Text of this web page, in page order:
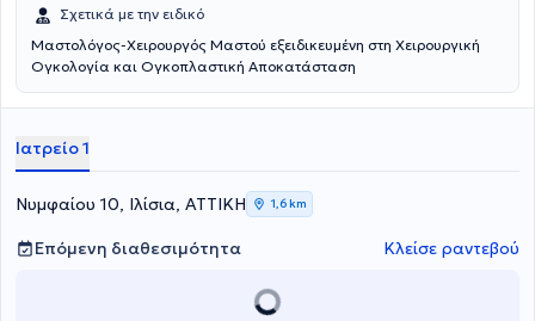
Σχετικά με την ειδικό
Μαστολόγος-Χειρουργός Μαστού εξειδικευμένη στη Χειρουργική
Ογκολογία και Ογκοπλαστική Αποκατάσταση
Ιατρείο 1
Νυμφαίου 10, Ιλίσια, ΑΤΤΙΚΗ 1,6 km
Επόμενη διαθεσιμότητα Κλείσε ραντεβού